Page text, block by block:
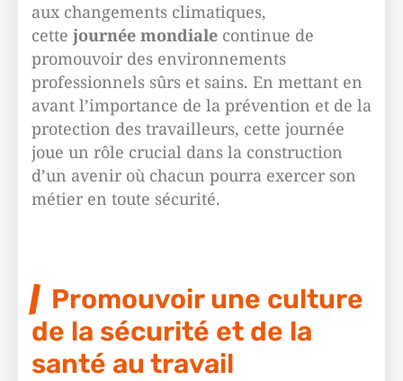
aux changements climatiques,
cette journée mondiale continue de
promouvoir des environnements
professionnels sûrs et sains. En mettant en
avant l’importance de la prévention et de la
protection des travailleurs, cette journée
joue un rôle crucial dans la construction
d’un avenir où chacun pourra exercer son
métier en toute sécurité.
Promouvoir une culture
de la sécurité et de la
santé au travail